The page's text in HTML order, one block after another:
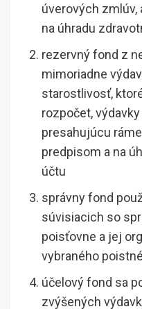
úverových zmlúv,
na úhradu
rezervný fond z
mimoriadne
starostlivosť,
rozpočet,
presahujúcu
predpisom a na
účtu
správny fond
súvisiacich so
poisťovne a jej
vybraného
účelový fond sa
zvýšených